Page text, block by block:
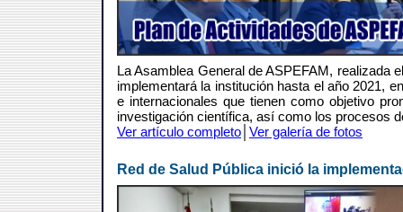
La Asamblea General de ASPEFAM, realizada
implementará la institución hasta el año 2021,
e internacionales que tienen como objetivo
investigación científica, así como los procesos
Ver artículo completo Ver galería de fotos
Red de Salud Pública inició la